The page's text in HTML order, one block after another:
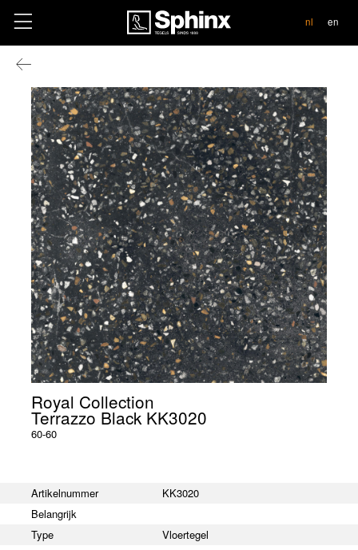
nl en
Royal Collection
Terrazzo Black KK3020
60-60
Artikelnummer
KK3020
Belangrijk
Type
Vloertegel